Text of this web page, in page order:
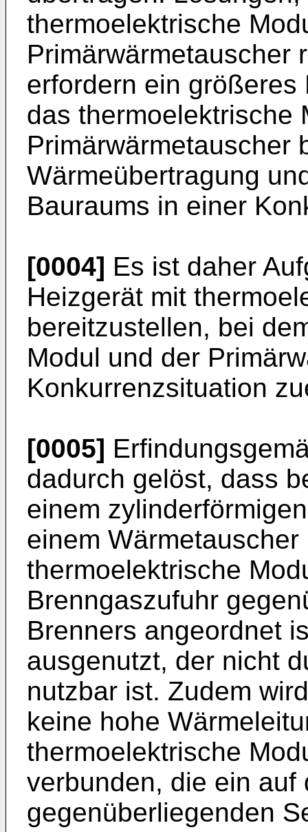
thermoelektrische
Primärwärmetauscher
erfordern ein
das thermoelektrische
Primärwärmetauscher
Wärmeübertragung
Bauraums in einer
[0004] Es ist daher
Heizgerät mit
bereitzustellen, bei
Modul und der
Konkurrenzsituation
[0005]
dadurch gelöst, dass
einem
einem
thermoelektrische
Brenngaszufuhr
Brenners angeordnet
ausgenutzt, der nicht
nutzbar ist. Zudem
keine hohe
thermoelektrische
verbunden, die ein auf
gegenüberliegenden